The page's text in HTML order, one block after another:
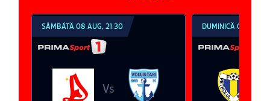
SÂMBĂTĂ 08 AUG, 21:30
Vs
DUMINICĂ 09 AUG,